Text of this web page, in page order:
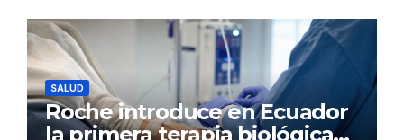
SALUD
Roche introduce en Ecuador
la primera terapia biológica